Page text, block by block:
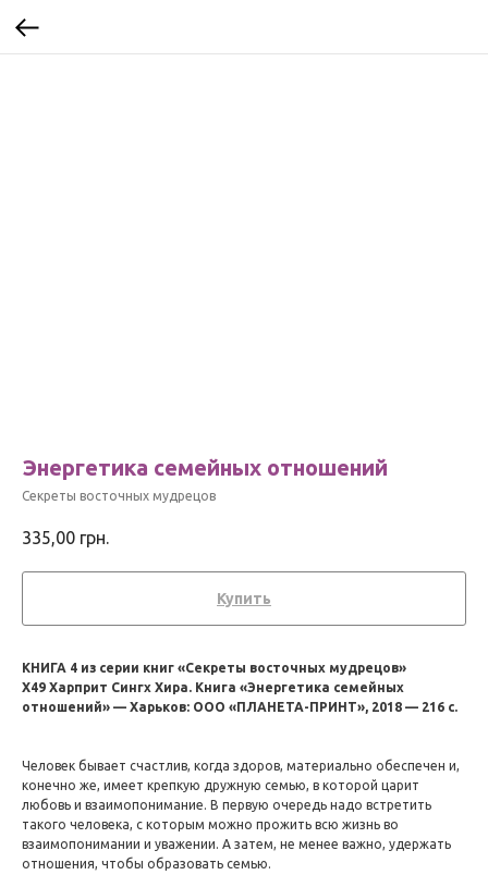
Энергетика семейных отношений
Секреты восточных мудрецов
335,00 грн.
Купить
КНИГА 4 из серии книг «Секреты восточных мудрецов»
Х49 Харприт Сингх Хира. Книга «Энергетика семейных
отношений» — Харьков: ООО «ПЛАНЕТА-ПРИНТ», 2018 — 216 с.
Человек бывает счастлив, когда здоров, материально обеспечен и,
конечно же, имеет крепкую дружную семью, в которой царит
любовь и взаимопонимание. В первую очередь надо встретить
такого человека, с которым можно прожить всю жизнь во
взаимопонимании и уважении. А затем, не менее важно, удержать
отношения, чтобы образовать семью.